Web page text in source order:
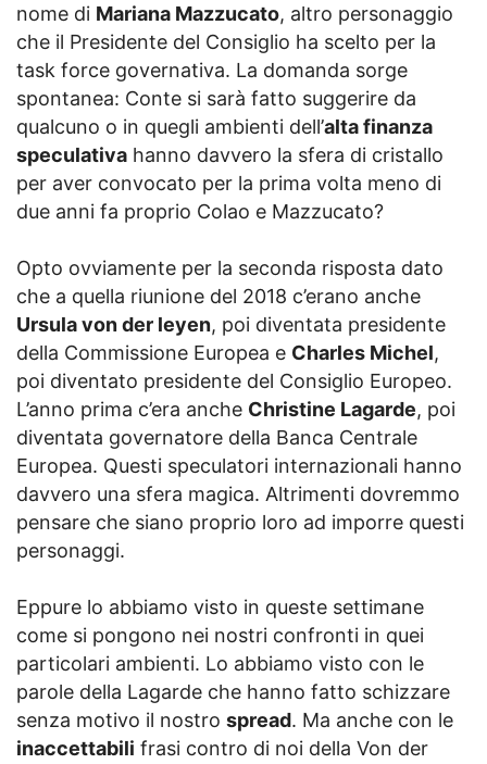
nome di Mariana Mazzucato, altro personaggio
che il Presidente del Consiglio ha scelto per la
task force governativa. La domanda sorge
spontanea: Conte si sarà fatto suggerire da
qualcuno o in quegli ambienti dell’alta finanza
speculativa hanno davvero la sfera di cristallo
per aver convocato per la prima volta meno di
due anni fa proprio Colao e Mazzucato?
Opto ovviamente per la seconda risposta dato
che a quella riunione del 2018 c’erano anche
Ursula von der leyen, poi diventata presidente
della Commissione Europea e Charles Michel,
poi diventato presidente del Consiglio Europeo.
L’anno prima c’era anche Christine Lagarde, poi
diventata governatore della Banca Centrale
Europea. Questi speculatori internazionali hanno
davvero una sfera magica. Altrimenti dovremmo
pensare che siano proprio loro ad imporre questi
personaggi.
Eppure lo abbiamo visto in queste settimane
come si pongono nei nostri confronti in quei
particolari ambienti. Lo abbiamo visto con le
parole della Lagarde che hanno fatto schizzare
senza motivo il nostro spread. Ma anche con le
inaccettabili frasi contro di noi della Von der